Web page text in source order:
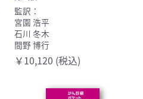
監訳：
宮園 浩平
石川 冬木
間野 博行
￥10,120 (税込)